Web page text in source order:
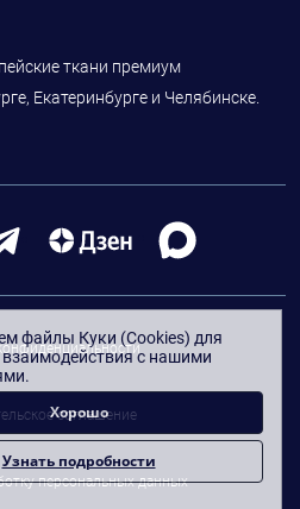
ткани премиум
Екатеринбурге и Челябинске.
соглашение
персональных данных
файлы Куки (Cookies) для
с нашими
Хорошо
Узнать подробности